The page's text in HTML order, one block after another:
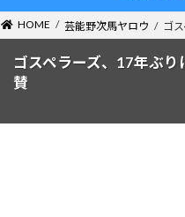
ン
ツ
ー
シ
HOME 芸能野次馬ヤロウ ゴ
ゴスペラーズ、17年ぶ
賛